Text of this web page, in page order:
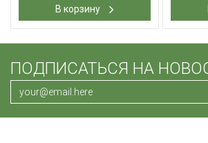
В корзину
ПОДПИСАТЬСЯ НА